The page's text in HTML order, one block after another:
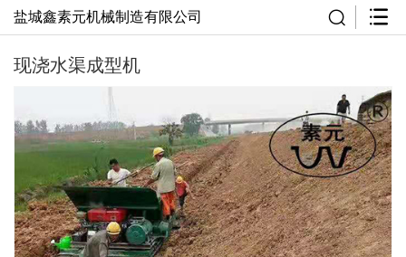
盐城鑫素元机械制造有限公司
现浇水渠成型机